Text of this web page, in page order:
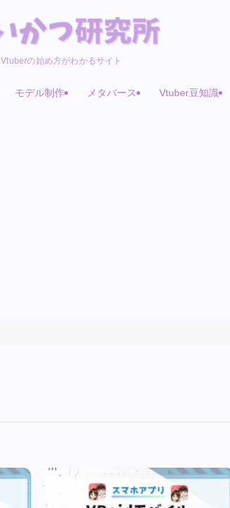
Vtuberの始め方がわかるサイト
モデル制作 メタバース Vtuber豆知識